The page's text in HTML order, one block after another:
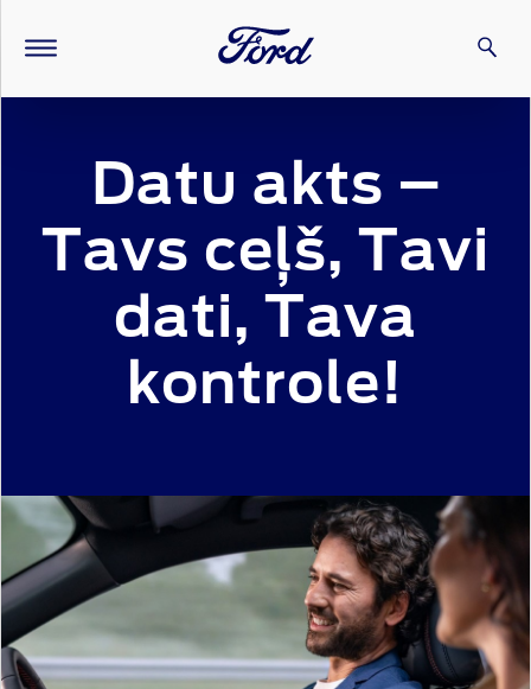
Datu akts –
Tavs ceļš, Tavi
dati, Tava
kontrole!